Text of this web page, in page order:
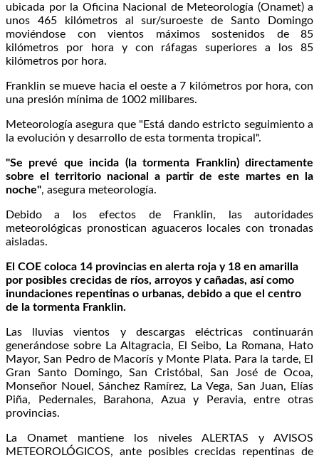
ubicada por la Oficina Nacional de Meteorología (Onamet) a
unos 465 kilómetros al sur/suroeste de Santo Domingo
moviéndose con vientos máximos sostenidos de 85
kilómetros por hora y con ráfagas superiores a los 85
kilómetros por hora.
Franklin se mueve hacia el oeste a 7 kilómetros por hora, con
una presión mínima de 1002 milibares.
Meteorología asegura que "Está dando estricto seguimiento a
la evolución y desarrollo de esta tormenta tropical".
"Se prevé que incida (la tormenta Franklin) directamente
sobre el territorio nacional a partir de este martes en la
noche", asegura meteorología.
Debido a los efectos de Franklin, las autoridades
meteorológicas pronostican aguaceros locales con tronadas
aisladas.
El COE coloca 14 provincias en alerta roja y 18 en amarilla
por posibles crecidas de ríos, arroyos y cañadas, así como
inundaciones repentinas o urbanas, debido a que el centro
de la tormenta Franklin.
Las lluvias vientos y descargas eléctricas continuarán
generándose sobre La Altagracia, El Seibo, La Romana, Hato
Mayor, San Pedro de Macorís y Monte Plata. Para la tarde, El
Gran Santo Domingo, San Cristóbal, San José de Ocoa,
Monseñor Nouel, Sánchez Ramírez, La Vega, San Juan, Elías
Piña, Pedernales, Barahona, Azua y Peravia, entre otras
provincias.
La Onamet mantiene los niveles ALERTAS y AVISOS
METEOROLÓGICOS, ante posibles crecidas repentinas de